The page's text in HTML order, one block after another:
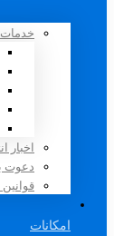
دعوت
امکانات